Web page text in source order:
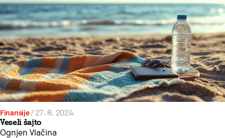
Finansije/27. 8. 2024.
Veseli šajto
Ognjen Vlačina